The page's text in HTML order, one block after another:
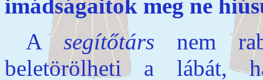
imádságaitok meg ne
A segítőtárs nem
beletörölheti a lábát,